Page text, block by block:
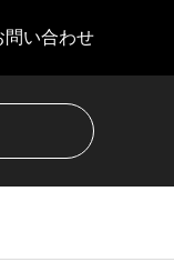
問い合わせ